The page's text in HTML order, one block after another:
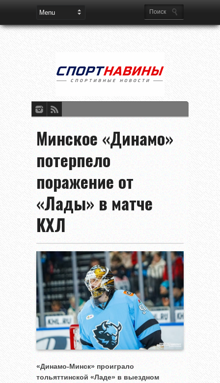
Минское «Динамо»
потерпело
поражение от
«Лады» в матче
КХЛ
«Динамо-Минск» проиграло
тольяттинской «Ладе» в выездном